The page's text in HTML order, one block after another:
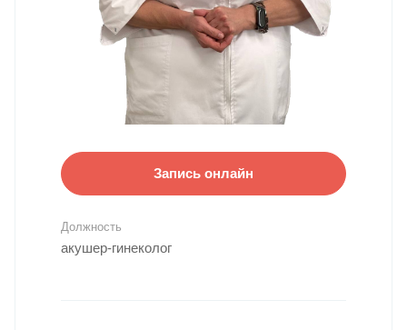
Запись онлайн
Должность
акушер-гинеколог